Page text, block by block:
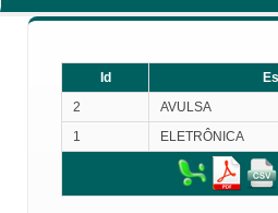
Id
2
AVULSA
1
ELETRÔNICA